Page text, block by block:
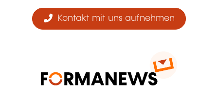
Kontakt mit uns aufnehmen